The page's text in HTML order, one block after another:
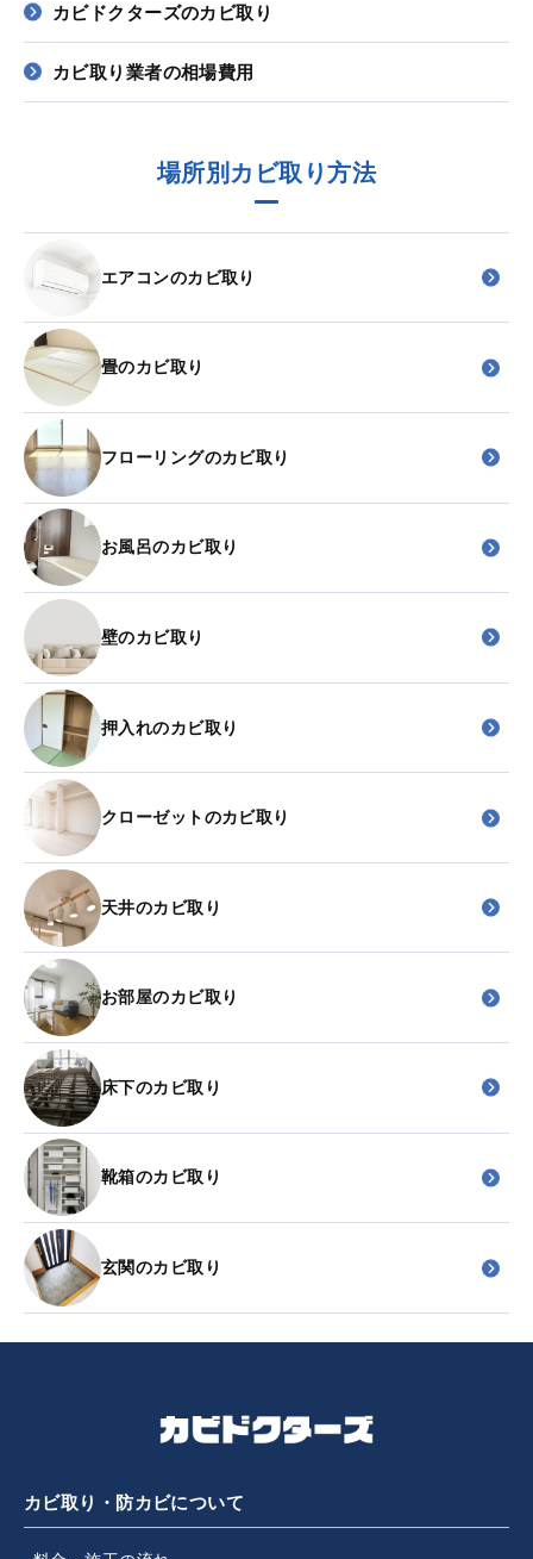
カビドクターズのカビ取り
カビ取り業者の相場費用
場所別カビ取り方法
エアコンのカビ取り
畳のカビ取り
フローリングのカビ取り
お風呂のカビ取り
壁のカビ取り
押入れのカビ取り
クローゼットのカビ取り
天井のカビ取り
お部屋のカビ取り
床下のカビ取り
靴箱のカビ取り
玄関のカビ取り
カビ取り・防カビについて